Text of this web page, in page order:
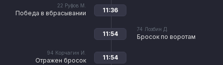
22 Руфов М.
Победа в вбрасывании 11:36
74 Лозбин Д.
Бросок по воротам
11:54
94 Корчагин И.
Отражен бросок 11:54